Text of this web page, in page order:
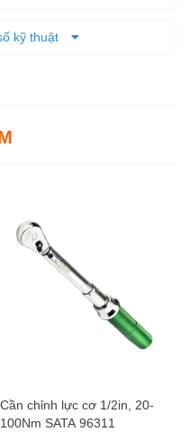
kỹ thuật
Cần chỉnh lực cơ 1/2in, 20-
100Nm SATA 96311